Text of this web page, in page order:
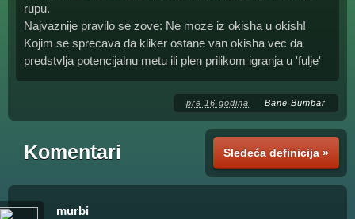
rupu.
Najvaznije pravilo se zove: Ne moze iz okisha u okish!
Kojim se sprecava da kliker ostane van okisha vec da
predstvlja potencijalnu metu ili plen prilikom igranja u 'fulje'
pre 16 godina Bane Bumbar
Sledeća definicija »
Komentari
murbi